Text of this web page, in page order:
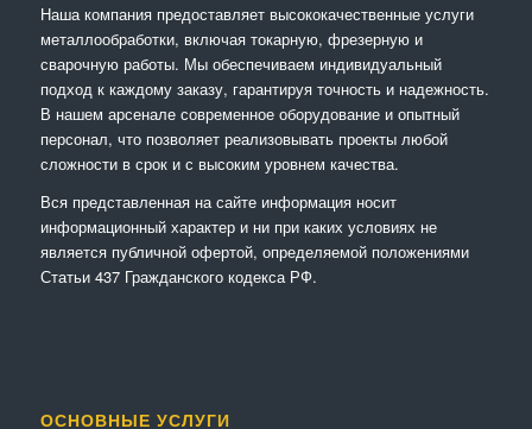
Наша компания предоставляет высококачественные услуги
металлообработки, включая токарную, фрезерную и
сварочную работы. Мы обеспечиваем индивидуальный
подход к каждому заказу, гарантируя точность и надежность.
В нашем арсенале современное оборудование и опытный
персонал, что позволяет реализовывать проекты любой
сложности в срок и с высоким уровнем качества.
Вся представленная на сайте информация носит
информационный характер и ни при каких условиях не
является публичной офертой, определяемой положениями
Статьи 437 Гражданского кодекса РФ.
ОСНОВНЫЕ УСЛУГИ